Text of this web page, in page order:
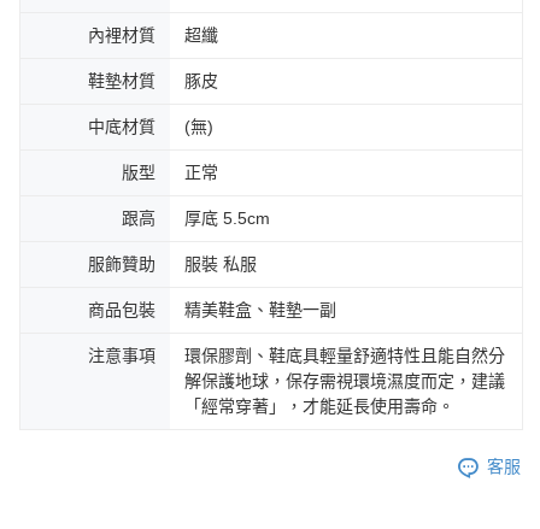
內裡材質 超纖
鞋墊材質 豚皮
中底材質 (無)
版型 正常
跟高 厚底 5.5cm
服飾贊助 服裝 私服
商品包裝 精美鞋盒、鞋墊一副
注意事項
環保膠劑、鞋底具輕量舒適特性且能自然分
解保護地球，保存需視環境濕度而定，建議
「經常穿著」，才能延長使用壽命。
客服